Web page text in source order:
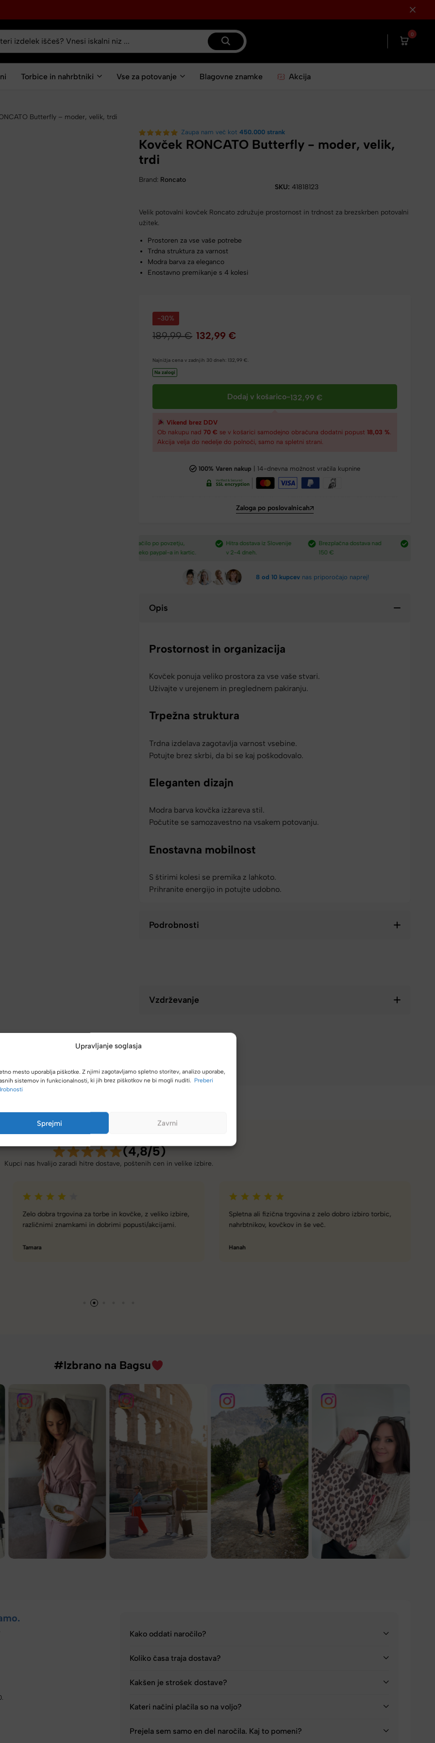
Upravljanje soglasja
mesto uporablja piškotke. Z njimi zagotavljamo spletno storitev, analizo uporabe,
sistemov in funkcionalnosti, ki jih brez piškotkov ne bi mogli nuditi. Preberi
Sprejmi Zavrni
0
Torbice in nahrbtniki Vse za potovanje Blagovne znamke Akcija
Butterfly – moder, velik, trdi
Zaupa nam več kot450.000 strank
Kovček RONCATO Butterfly - moder, velik,
trdi
Brand: Roncato
SKU: 41818123
Velik potovalni kovček Roncato združuje prostornost in trdnost za brezskrben potovalni
užitek.
Prostoren za vse vaše potrebe
Trdna struktura za varnost
Modra barva za eleganco
Enostavno premikanje s 4 kolesi
-30%
189,99€ 132,99€
Najnižja cena v zadnjih 30 dneh:132,99€.
Na zalogi
Dodaj v košarico-132,99 €
Vikend brez DDV
Ob nakupu nad70 € se v košarici samodejno obračuna dodatni popust18,03 %.
Akcija velja do nedelje do polnoči, samo na spletni strani.
100% Varen nakup | 14-dnevna možnost vračila kupnine
Zaloga po poslovalnicah
Hitra dostava iz Slovenije
v 2-4 dneh.​
Brezplačna dostava nad
150 €​
Plačilo po povzetju,
8 od 10 kupcevnas priporočajo naprej!
Opis
Prostornost in organizacija
Kovček ponuja veliko prostora za vse vaše stvari.
Uživajte v urejenem in preglednem pakiranju.
Trpežna struktura
Trdna izdelava zagotavlja varnost vsebine.
Potujte brez skrbi, da bi se kaj poškodovalo.
Eleganten dizajn
Modra barva kovčka izžareva stil.
Počutite se samozavestno na vsakem potovanju.
Enostavna mobilnost
S štirimi kolesi se premika z lahkoto.
Prihranite energijo in potujte udobno.
Podrobnosti
Vzdrževanje
(4,8/5)
Kupci nas hvalijo zaradi hitre dostave, poštenih cen in velike izbire.
Spletna ali fizična trgovina z zelo dobro izbiro torbic,
nahrbtnikov, kovčkov in še več.
Hanah
Naročanje pri vas je enostavno, zaupanja vredno.
Torbico že nosim, je takšna kot sem pričakovala; lahka,
#Izbrano na Bagsu
Kako oddati naročilo?
Koliko časa traja dostava?
Kakšen je strošek dostave?
Kateri načini plačila so na voljo?
Prejela sem samo en del naročila. Kaj to pomeni?